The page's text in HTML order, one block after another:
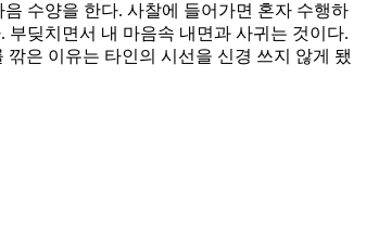
수양을 한다. 사찰에 들어가면 혼자 수행하
딪치면서 내 마음속 내면과 사귀는 것이다.
은 이유는 타인의 시선을 신경 쓰지 않게 됐